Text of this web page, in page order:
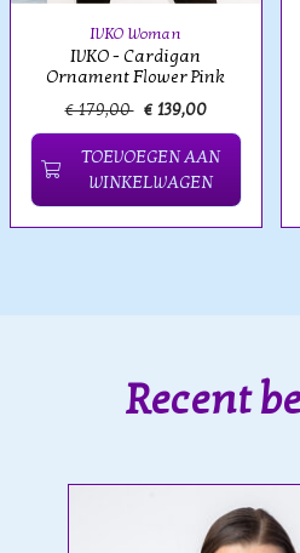
IVKO Woman
IVKO - Cardigan
Ornament Flower Pink
€ 179,00 € 139,00
TOEVOEGEN AAN
WINKELWAGEN
Recent